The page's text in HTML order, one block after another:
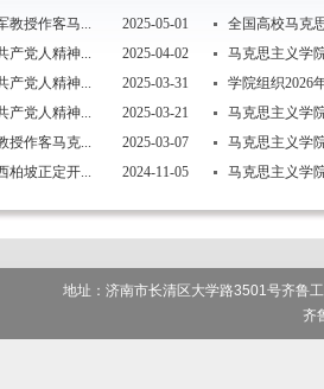
教授作客马...
2025-05-01
产党人精神...
2025-04-02
产党人精神...
2025-03-31
产党人精神...
2025-03-21
授作客马克...
2025-03-07
柏坡正定开...
2024-11-05
全国高校马克
马克思主义学
学院组织2026
马克思主义学
马克思主义学
马克思主义学
地址：济南市长清区大学路3501号齐鲁
齐